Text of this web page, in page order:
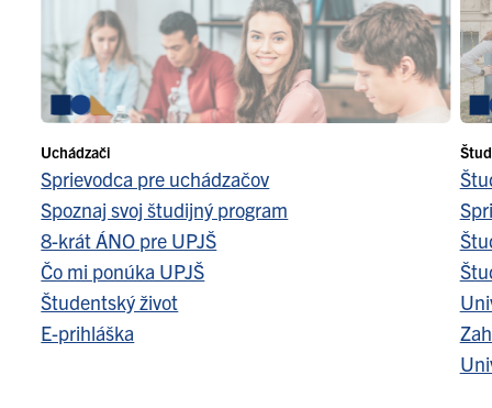
Uchádzači
Sprievodca pre uchádzačov
Spoznaj svoj študijný program
8-krát ÁNO pre UPJŠ
Čo mi ponúka UPJŠ
Študentský život
E-prihláška